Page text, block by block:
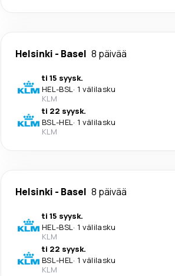
Helsinki - Basel 8 päivää
ti 15 syysk.
HEL-BSL· 1 välilasku
KLM
ti 22 syysk.
BSL-HEL· 1 välilasku
KLM
Helsinki - Basel 8 päivää
ti 15 syysk.
HEL-BSL· 1 välilasku
KLM
ti 22 syysk.
BSL-HEL· 1 välilasku
KLM